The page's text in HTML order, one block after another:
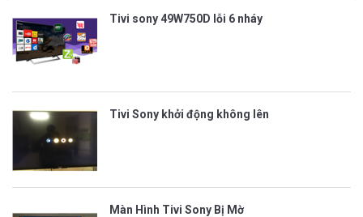
Tivi sony 49W750D lỗi 6 nháy
Tivi Sony khởi động không lên
Màn Hình Tivi Sony Bị Mờ